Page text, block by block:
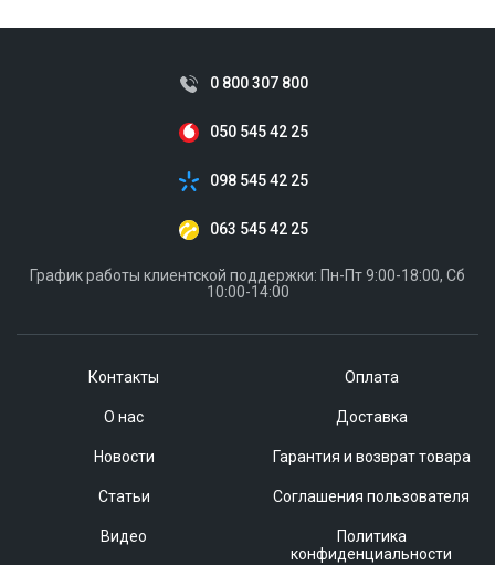
Контакты
О нас
Новости
Статьи
Видео
Оплата
Доставка
Гарантия и возврат товара
Соглашения пользователя
Политика
конфиденциальности
0 800 307 800
050 545 42 25
098 545 42 25
063 545 42 25
График работы клиентской поддержки: Пн-Пт 9:00-18:00, Сб
10:00-14:00